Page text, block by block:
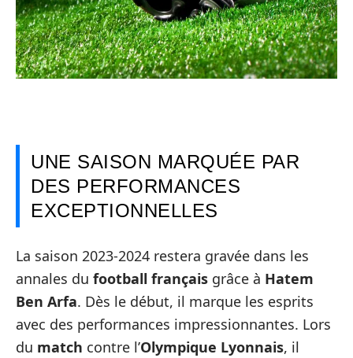
UNE SAISON MARQUÉE PAR
DES PERFORMANCES
EXCEPTIONNELLES
La saison 2023-2024 restera gravée dans les
annales du football français grâce à Hatem
Ben Arfa. Dès le début, il marque les esprits
avec des performances impressionnantes. Lors
du match contre l’Olympique Lyonnais, il